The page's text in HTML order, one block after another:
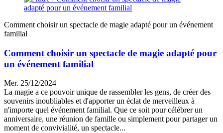
Comment choisir un spectacle de magie adapté pour un événement
familial
Comment choisir un spectacle de magie adapté pour
un événement familial
Mer. 25/12/2024
La magie a ce pouvoir unique de rassembler les gens, de créer des
souvenirs inoubliables et d'apporter un éclat de merveilleux à
n'importe quel événement familial. Que ce soit pour célébrer un
anniversaire, une réunion de famille ou simplement pour partager un
moment de convivialité, un spectacle...